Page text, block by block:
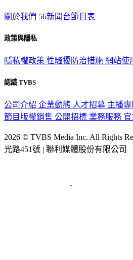
關於我們 56新聞台節目表
政策與隱私
隱私權政策 性騷擾防治措施 網站使
認識 TVBS
公司介紹 企業動態 人才招募 主播專
節目版權銷售 公開招標 業務服務
2026 © TVBS Media Inc. All Rights
光路451號 | 聯利媒體股份有限公司